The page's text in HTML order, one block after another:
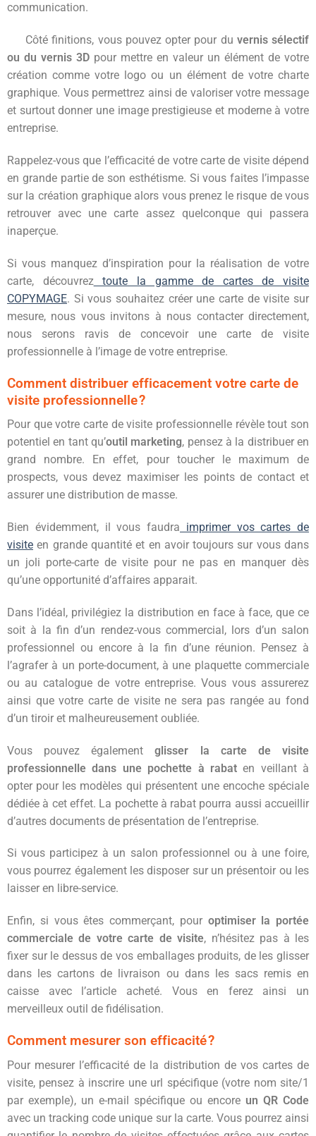
communication.
Côté finitions, vous pouvez opter pour du vernis sélectif
ou du vernis 3D pour mettre en valeur un élément de votre
création comme votre logo ou un élément de votre charte
graphique. Vous permettrez ainsi de valoriser votre message
et surtout donner une image prestigieuse et moderne à votre
entreprise.
Rappelez-vous que l’efficacité de votre carte de visite dépend
en grande partie de son esthétisme. Si vous faites l’impasse
sur la création graphique alors vous prenez le risque de vous
retrouver avec une carte assez quelconque qui passera
inaperçue.
Si vous manquez d’inspiration pour la réalisation de votre
carte, découvrez toute la gamme de cartes de visite
COPYMAGE. Si vous souhaitez créer une carte de visite sur
mesure, nous vous invitons à nous contacter directement,
nous serons ravis de concevoir une carte de visite
professionnelle à l’image de votre entreprise.
Comment distribuer efficacement votre carte de
visite professionnelle ?
Pour que votre carte de visite professionnelle révèle tout son
potentiel en tant qu’outil marketing, pensez à la distribuer en
grand nombre. En effet, pour toucher le maximum de
prospects, vous devez maximiser les points de contact et
assurer une distribution de masse.
Bien évidemment, il vous faudra imprimer vos cartes de
visite en grande quantité et en avoir toujours sur vous dans
un joli porte-carte de visite pour ne pas en manquer dès
qu’une opportunité d’affaires apparait.
Dans l’idéal, privilégiez la distribution en face à face, que ce
soit à la fin d’un rendez-vous commercial, lors d’un salon
professionnel ou encore à la fin d’une réunion. Pensez à
l’agrafer à un porte-document, à une plaquette commerciale
ou au catalogue de votre entreprise. Vous vous assurerez
ainsi que votre carte de visite ne sera pas rangée au fond
d’un tiroir et malheureusement oubliée.
Vous pouvez égalementglisser la carte de visite
professionnelle dans une pochette à rabaten veillant à
opter pour les modèles qui présentent une encoche spéciale
dédiée à cet effet. La pochette à rabat pourra aussi accueillir
d’autres documents de présentation de l’entreprise.
Si vous participez à un salon professionnel ou à une foire,
vous pourrez également les disposer sur un présentoir ou les
laisser en libre-service.
Enfin, si vous êtes commerçant, pour optimiser la portée
commerciale de votre carte de visite, n’hésitez pas à les
fixer sur le dessus de vos emballages produits, de les glisser
dans les cartons de livraison ou dans les sacs remis en
caisse avec l’article acheté. Vous en ferez ainsi un
merveilleux outil de fidélisation.
Comment mesurer son efficacité ?
Pour mesurer l’efficacité de la distribution de vos cartes de
visite, pensez à inscrire une url spécifique (votre nom site/1
par exemple), un e-mail spécifique ou encore un QR Code
avec un tracking code unique sur la carte. Vous pourrez ainsi